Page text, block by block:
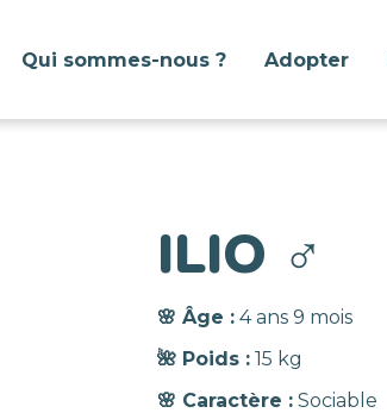
Qui sommes-nous ? Adopter
ILIO ♂️
🌸 Âge :4 ans 9 mois
🌺 Poids :15 kg
🌸 Caractère :Sociable